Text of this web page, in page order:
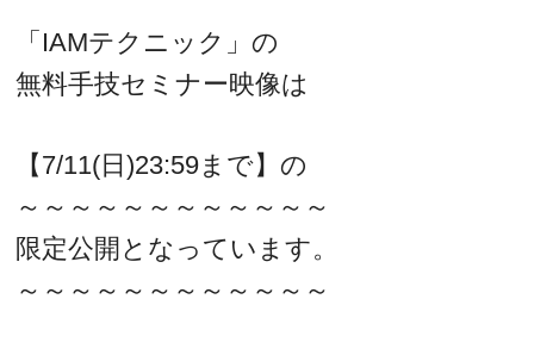
「IAMテクニック」の
無料手技セミナー映像は
【7/11(日)23:59まで】の
～～～～～～～～～～～～
限定公開となっています。
～～～～～～～～～～～～